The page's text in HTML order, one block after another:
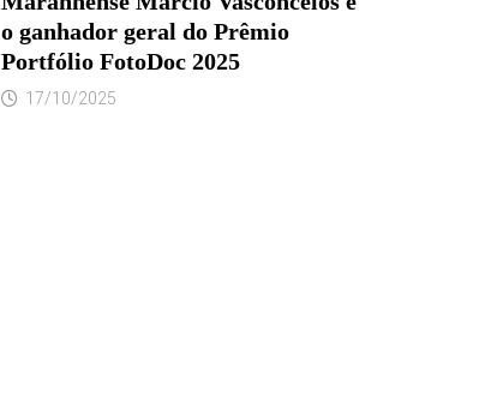
o ganhador geral do Prêmio
Portfólio FotoDoc 2025
17/10/2025